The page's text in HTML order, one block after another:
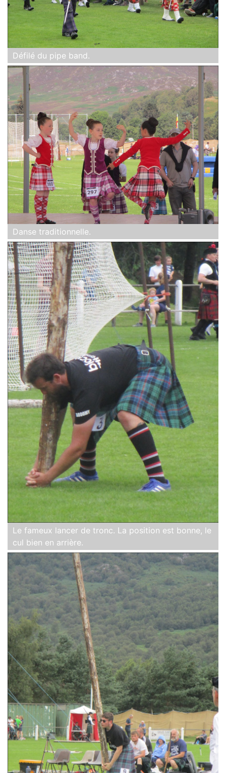
Défilé du pipe band.
Danse traditionnelle.
Le fameux lancer de tronc. La position est bonne, le
cul bien en arrière.